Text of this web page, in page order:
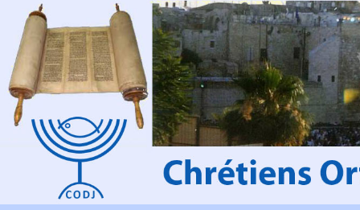
Aller au contenu principal